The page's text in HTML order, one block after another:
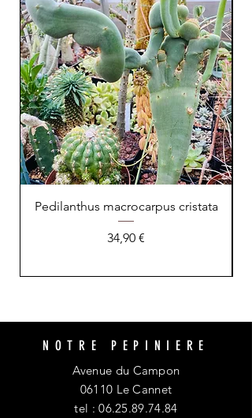
Pedilanthus macrocarpus cristata
Prix
34,90 €
NOTRE PEPINIERE
Avenue du Campon
06110 Le Cannet
tel :06.25.89.74.84